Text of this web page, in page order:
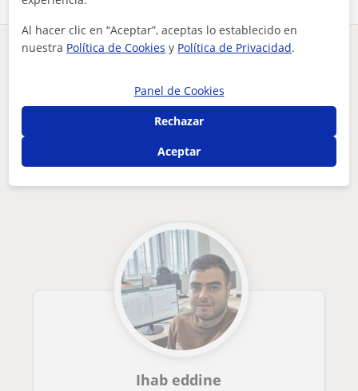
¿Hay algún error en este perfil?Cuéntanos
Física Cádiz
doctorada en ingeniería, imparto clases de apoyo en cualquie...
Otros profesores de Física en Algeciras
que pueden interesarte
Ihab eddine
Al hacer clic en “Aceptar”, aceptas lo establecido en
nuestra Política de Cookies y Política de Privacidad.
Panel de Cookies
Rechazar
Aceptar